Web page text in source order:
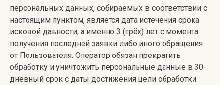
персональных данных, собираемых в соответствии с
настоящим пунктом, является дата истечения срока
исковой давности, а именно 3 (трёх) лет с момента
получения последней заявки либо иного обращения
от Пользователя. Оператор обязан прекратить
обработку и уничтожить персональные данные в 30-
дневный срок с даты достижения цели обработки